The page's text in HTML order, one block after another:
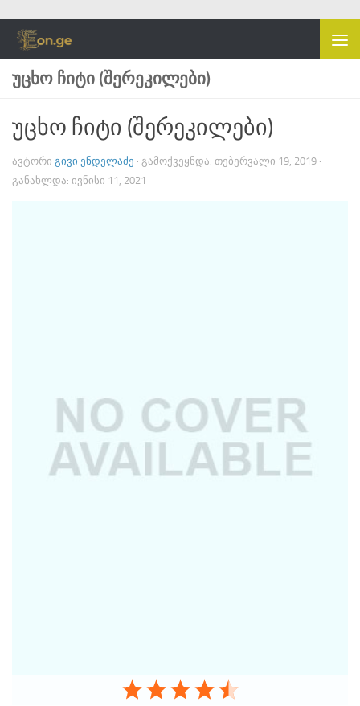
Skip to content
ᲣᲪᲮᲝ ᲩᲘᲢᲘ (ᲨᲔᲠᲔᲙᲘᲚᲔᲑᲘ)
უცხო ჩიტი (შერეკილები)
ᲐᲕᲢᲝᲠᲘ ᲒᲘᲕᲘ ᲔᲜᲓᲔᲚᲐᲫᲔ · ᲒᲐᲛᲝᲥᲕᲔᲧᲜᲓᲐ: ᲗᲔᲑᲔᲠᲕᲐᲚᲘ 19, 2019 ·
ᲒᲐᲜᲐᲮᲚᲓᲐ: ᲘᲕᲜᲘᲡᲘ 11, 2021